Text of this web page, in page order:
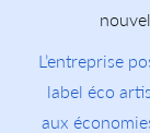
L’entreprise
label éco
aux